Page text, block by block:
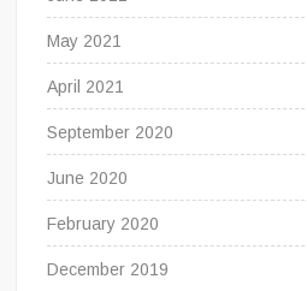
May 2021
April 2021
September 2020
June 2020
February 2020
December 2019